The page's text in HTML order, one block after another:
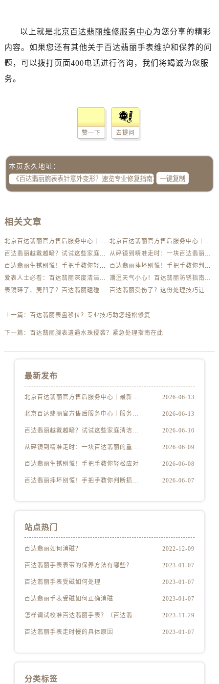
以上就是北京百达翡丽维修服务中心为您分享的精彩
内容。如果您还有其他关于百达翡丽手表维护和保养的问
题，可以拨打页面400电话进行咨询，我们将竭诚为您服
务。
赞一下 去提问
本页永久地址：
一键复制
相关文章
北京百达翡丽官方售后服务中心｜最新电话及地址权威信息公示（2026年6月最新）
北京百达翡丽官方售后服务中心｜服务热线及办公地址权威信息公示（2026年6月最新）
百达翡丽越戴越暗？试试这些家庭清洁妙招
从碎镜到精准走时：一块百达翡丽的重生之路
百达翡丽生锈别慌！手把手教你轻松应对
百达翡丽摔坏别慌！手把手教你判断损伤程度
爱表人士必看：百达翡丽深度清洁与日常养护全解析
潮湿天气小心！百达翡丽防锈指南助你安心佩戴
表镜碎了、壳凹了？百达翡丽磕碰急救指南来了
百达翡丽受伤了？这份处理技巧让你省下大几千
上一篇： 百达翡丽表盘移位？专业技巧助您轻松修复
下一篇： 百达翡丽腕表遭遇水珠侵袭？紧急处理指南在此
最新发布
北京百达翡丽官方售后服务中心｜最新电话及地址权威信息公示（2026年6月最新） 2026-06-13
北京百达翡丽官方售后服务中心｜服务热线及办公地址权威信息公示（2026年6月最新） 2026-06-13
百达翡丽越戴越暗？试试这些家庭清洁妙招 2026-06-10
从碎镜到精准走时：一块百达翡丽的重生之路 2026-06-09
百达翡丽生锈别慌！手把手教你轻松应对 2026-06-08
百达翡丽摔坏别慌！手把手教你判断损伤程度 2026-06-07
站点热门
百达翡丽如何消磁？ 2022-12-09
百达翡丽手表表带的保养方法有哪些？ 2023-01-07
百达翡丽手表受磁如何处理 2023-01-07
百达翡丽手表受磁如何正确消磁 2023-01-07
怎样调试校准百达翡丽手表？（百达翡丽手表的调试校准方法） 2023-11-29
百达翡丽手表走时慢的具体原因 2023-01-07
分类标签